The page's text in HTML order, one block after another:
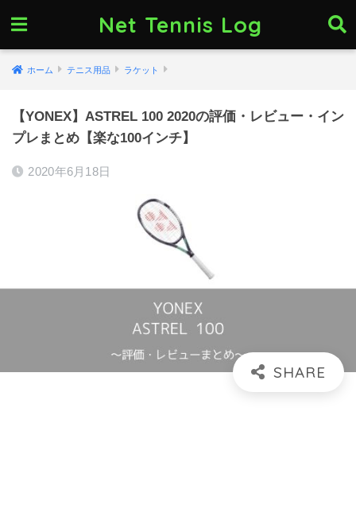
Net Tennis Log
ホーム テニス用品 ラケット
【YONEX】ASTREL 100 2020の評価・レビュー・イン
プレまとめ【楽な100インチ】
2020年6月18日